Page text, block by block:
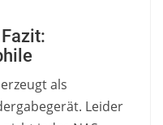
als
Leider